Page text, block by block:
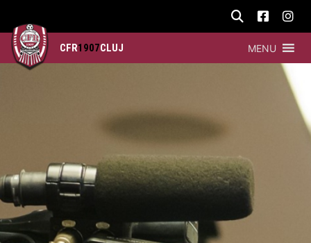
CFR1907CLUJ MENU